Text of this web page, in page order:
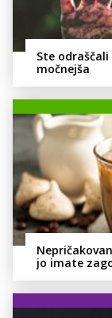
Ste
močnejša
jo imate